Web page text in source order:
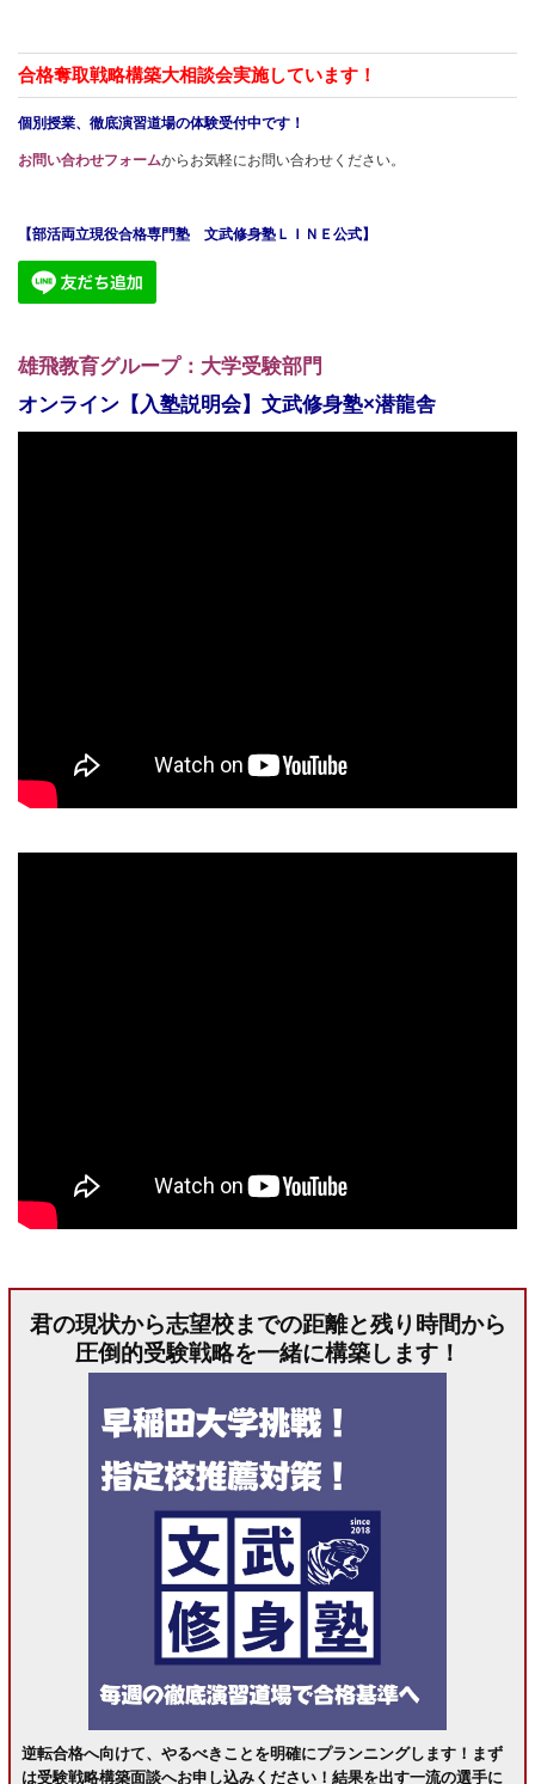
合格奪取戦略構築大相談会実施しています！
個別授業、徹底演習道場の体験受付中です！
お問い合わせフォームからお気軽にお問い合わせください。
【部活両立現役合格専門塾 文武修身塾ＬＩＮＥ公式】
雄飛教育グループ：大学受験部門
オンライン【入塾説明会】文武修身塾×潜龍舎
君の現状から志望校までの距離と残り時間から
圧倒的受験戦略を一緒に構築します！
逆転合格へ向けて、やるべきことを明確にプランニングします！まず
は受験戦略構築面談へお申し込みください！結果を出す一流の選手に